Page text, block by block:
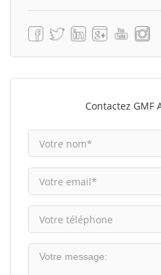
Contactez GMF